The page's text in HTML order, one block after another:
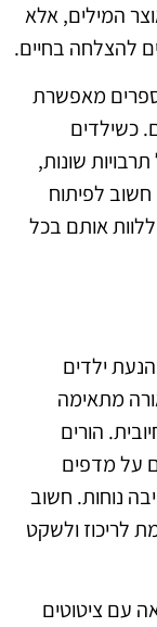
המילים, אלא
להצלחה בחיים.
מאפשרת
כשילדים
שונות,
חשוב לפיתוח
אותם בכל
ילדים
מתאימה
הורים
על מדפים
נוחות. חשוב
לריכוז ולשקט
עם ציטוטים